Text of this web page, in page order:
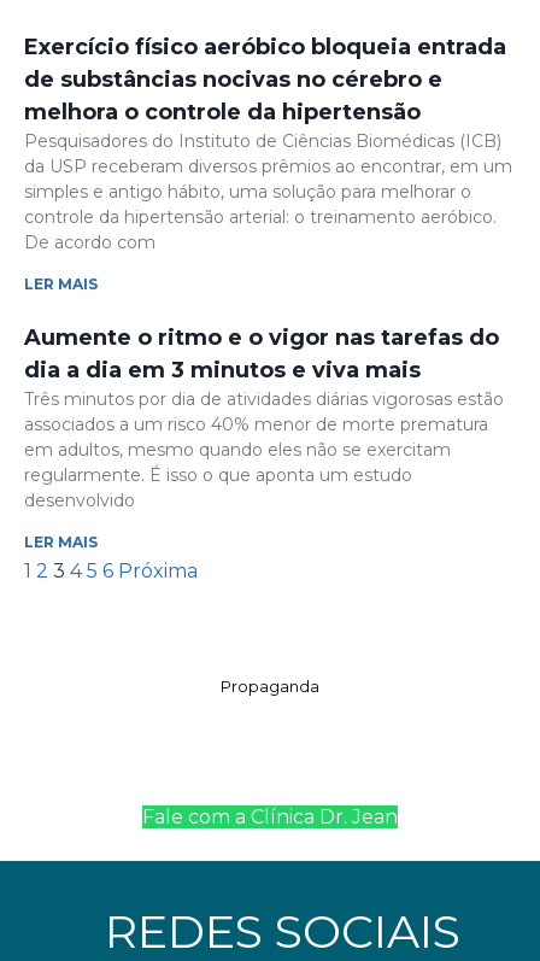
Exercício físico aeróbico bloqueia entrada
de substâncias nocivas no cérebro e
melhora o controle da hipertensão
Pesquisadores do Instituto de Ciências Biomédicas (ICB)
da USP receberam diversos prêmios ao encontrar, em um
simples e antigo hábito, uma solução para melhorar o
controle da hipertensão arterial: o treinamento aeróbico.
De acordo com
LER MAIS
Aumente o ritmo e o vigor nas tarefas do
dia a dia em 3 minutos e viva mais
Três minutos por dia de atividades diárias vigorosas estão
associados a um risco 40% menor de morte prematura
em adultos, mesmo quando eles não se exercitam
regularmente. É isso o que aponta um estudo
desenvolvido
LER MAIS
1 2 3 4 5 6 Próxima
Propaganda
Fale com a Clínica Dr. Jean
REDES SOCIAIS